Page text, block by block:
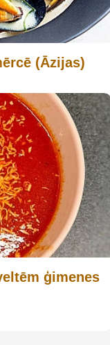
(Āzijas)
ģimenes